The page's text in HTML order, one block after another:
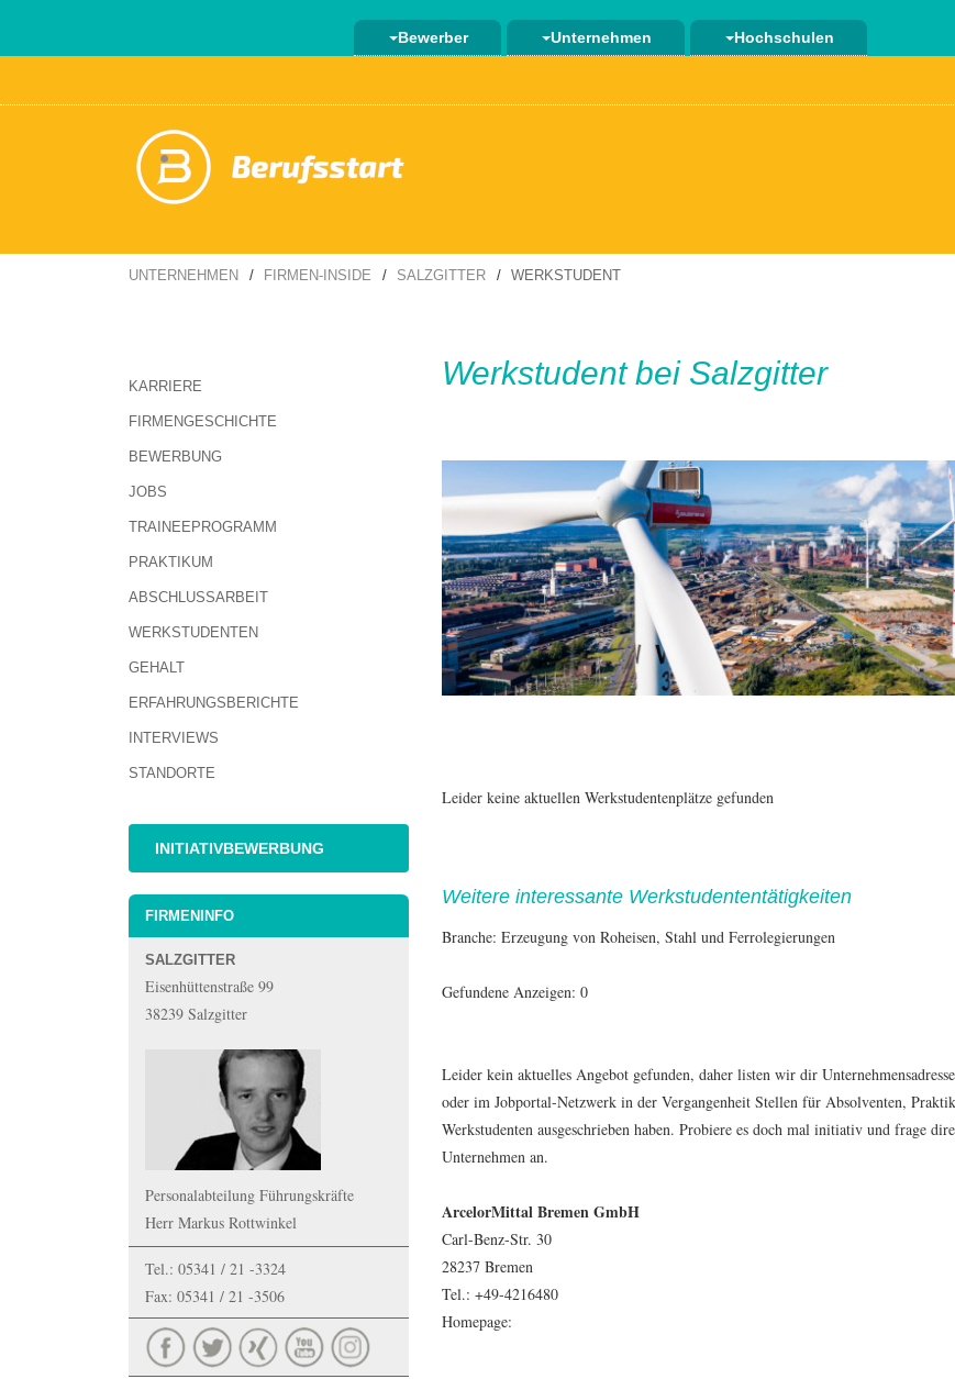
Bewerber Unternehmen Hochschulen
UNTERNEHMEN FIRMEN-INSIDE SALZGITTER WERKSTUDENT
KARRIERE
FIRMENGESCHICHTE
BEWERBUNG
JOBS
TRAINEEPROGRAMM
PRAKTIKUM
ABSCHLUSSARBEIT
WERKSTUDENTEN
GEHALT
ERFAHRUNGSBERICHTE
INTERVIEWS
STANDORTE
INITIATIVBEWERBUNG
FIRMENINFO
SALZGITTER
Eisenhüttenstraße 99
38239 Salzgitter
Personalabteilung Führungskräfte
Herr Markus Rottwinkel
Tel.: 05341 / 21 -3324
Fax: 05341 / 21 -3506
Werkstudent bei Salzgitter
Leider keine aktuellen Werkstudentenplätze gefunden
Weitere interessante Werkstudententätigkeiten
Branche: Erzeugung von Roheisen, Stahl und Ferrolegierungen
Gefundene Anzeigen: 0
Leider kein aktuelles Angebot gefunden, daher listen wir dir
oder im Jobportal-Netzwerk in der Vergangenheit Stellen für Absolventen,
Werkstudenten ausgeschrieben haben. Probiere es doch mal initiativ und frage
Unternehmen an.
ArcelorMittal Bremen GmbH
Carl-Benz-Str. 30
28237 Bremen
Tel.: +49-4216480
Homepage: